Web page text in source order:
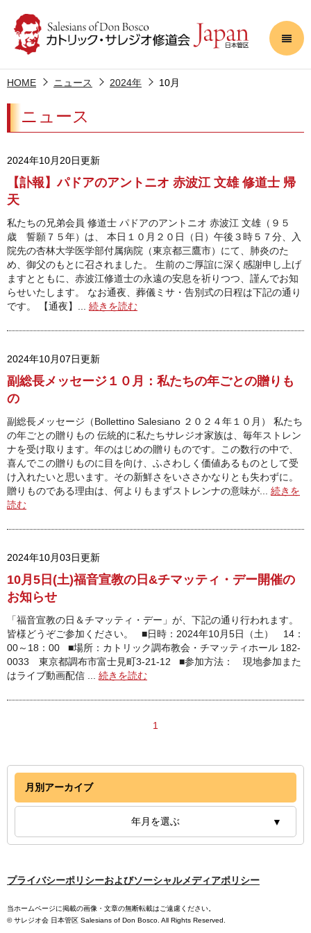
HOME ニュース 2024年 10月
月別アーカイブ
年月を選ぶ
ニュース
2024年10月20日更新
【訃報】パドアのアントニオ 赤波江 文雄 修道士 帰
天
私たちの兄弟会員 修道士 パドアのアントニオ 赤波江 文雄（９５
歳 誓願７５年）は、 本日１０月２０日（日）午後３時５７分、入
院先の杏林大学医学部付属病院（東京都三鷹市）にて、肺炎のた
め、御父のもとに召されました。 生前のご厚誼に深く感謝申し上げ
ますとともに、赤波江修道士の永遠の安息を祈りつつ、謹んでお知
らせいたします。 なお通夜、葬儀ミサ・告別式の日程は下記の通り
です。 【通夜】... 続きを読む
2024年10月07日更新
副総長メッセージ１０月：私たちの年ごとの贈りも
の
副総長メッセージ（Bollettino Salesiano ２０２４年１０月） 私たち
の年ごとの贈りもの 伝統的に私たちサレジオ家族は、毎年ストレン
ナを受け取ります。年のはじめの贈りものです。この数行の中で、
喜んでこの贈りものに目を向け、ふさわしく価値あるものとして受
け入れたいと思います。その新鮮さをいささかなりとも失わずに。
贈りものである理由は、何よりもまずストレンナの意味が... 続きを
読む
2024年10月03日更新
10月5日(土)福音宣教の日&チマッティ・デー開催の
お知らせ
「福音宣教の日＆チマッティ・デー」が、下記の通り行われます。
皆様どうぞご参加ください。 ■日時：2024年10月5日（土） 14：
00～18：00 ■場所：カトリック調布教会・チマッティホール 182-
0033 東京都調布市富士見町3-21-12 ■参加方法： 現地参加また
はライブ動画配信 ... 続きを読む
1
プライバシーポリシーおよびソーシャルメディアポリシー
当ホームページに掲載の画像・文章の無断転載はご遠慮ください。
© サレジオ会 日本管区 Salesians of Don Bosco. All Rights Reserved.